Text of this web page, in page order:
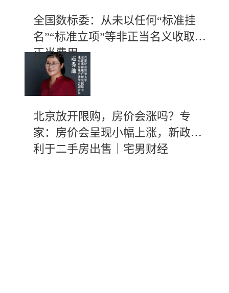
全国数标委：从未以任何“标准挂
名”“标准立项”等非正当名义收取不
正当费用
北京放开限购，房价会涨吗？专
家：房价会呈现小幅上涨，新政有
利于二手房出售｜宅男财经